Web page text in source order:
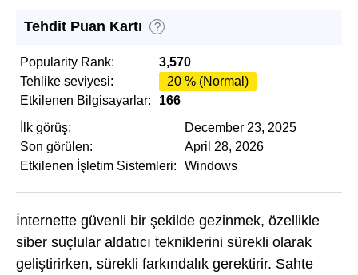
Tehdit Puan Kartı ?
Popularity Rank:
3,570
Tehlike seviyesi:
20 % (Normal)
Etkilenen Bilgisayarlar:
166
İlk görüş:
December 23, 2025
Son görülen:
April 28, 2026
Etkilenen İşletim Sistemleri:
Windows
İnternette güvenli bir şekilde gezinmek, özellikle
siber suçlular aldatıcı tekniklerini sürekli olarak
geliştirirken, sürekli farkındalık gerektirir. Sahte